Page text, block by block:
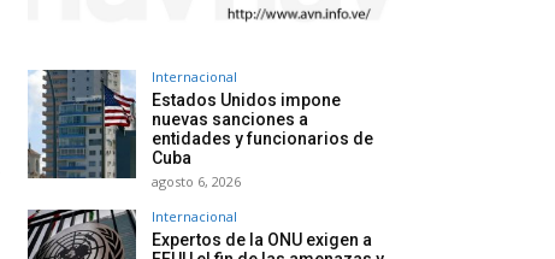
Internacional
Estados Unidos impone
nuevas sanciones a
entidades y funcionarios de
Cuba
agosto 6, 2026
Internacional
Expertos de la ONU exigen a